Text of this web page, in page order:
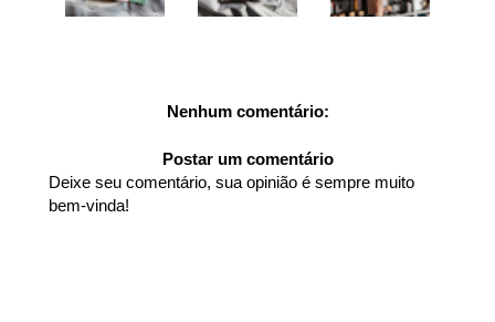
Nenhum comentário:
Postar um comentário
Deixe seu comentário, sua opinião é sempre muito
bem-vinda!